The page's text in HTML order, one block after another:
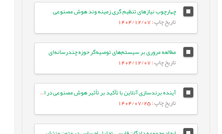
چهارچوب نیازهای تنظیم گری زمینه وند هوش مصنوعی
تاریخ چاپ: 1404/12/07
مطالعه مروری بر سیستم‌های توصیه‌گر حوزه چندرسانه‌ای
تاریخ چاپ: 1404/12/07
آینده برندسازی آنلاین با تأکید بر تأثیر هوش مصنوعی در افق 2025
تاریخ چاپ: 1404/07/25